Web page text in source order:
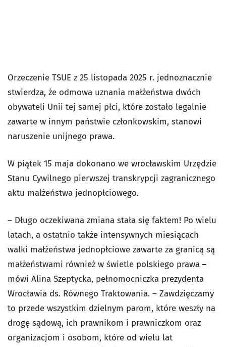
Orzeczenie TSUE z 25 listopada 2025 r. jednoznacznie
stwierdza, że odmowa uznania małżeństwa dwóch
obywateli Unii tej samej płci, które zostało legalnie
zawarte w innym państwie członkowskim, stanowi
naruszenie unijnego prawa.
W piątek 15 maja dokonano we wrocławskim Urzędzie
Stanu Cywilnego pierwszej transkrypcji zagranicznego
aktu małżeństwa jednopłciowego.
– Długo oczekiwana zmiana stała się faktem! Po wielu
latach, a ostatnio także intensywnych miesiącach
walki małżeństwa jednopłciowe zawarte za granicą są
małżeństwami również w świetle polskiego prawa–
mówi Alina Szeptycka, pełnomocniczka prezydenta
Wrocławia ds. Równego Traktowania. – Zawdzięczamy
to przede wszystkim dzielnym parom, które weszły na
drogę sądową, ich prawnikom i prawniczkom oraz
organizacjom i osobom, które od wielu lat